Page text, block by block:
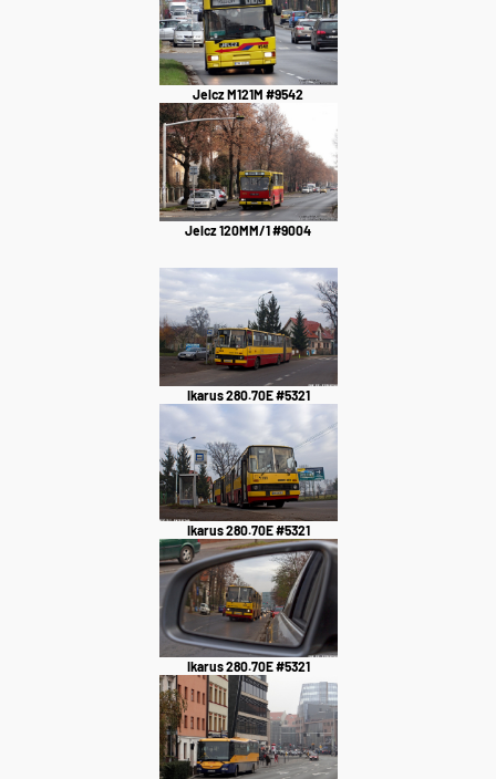
Jelcz M121M #9542
Jelcz 120MM/1 #9004
Ikarus 280.70E #5321
Ikarus 280.70E #5321
Ikarus 280.70E #5321